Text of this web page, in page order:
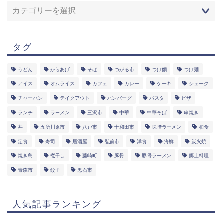
タグ
うどん からあげ そば つがる市 つけ麵 つけ麺
アイス オムライス カフェ カレー ケーキ シェーク
チャーハン テイクアウト ハンバーグ パスタ ピザ
ランチ ラーメン 三沢市 中華 中華そば 串焼き
丼 五所川原市 八戸市 十和田市 味噌ラーメン 和食
定食 寿司 居酒屋 弘前市 洋食 海鮮 炭火焼
焼き鳥 煮干し 藤崎町 豚骨 豚骨ラーメン 郷土料理
青森市 餃子 黒石市
人気記事ランキング